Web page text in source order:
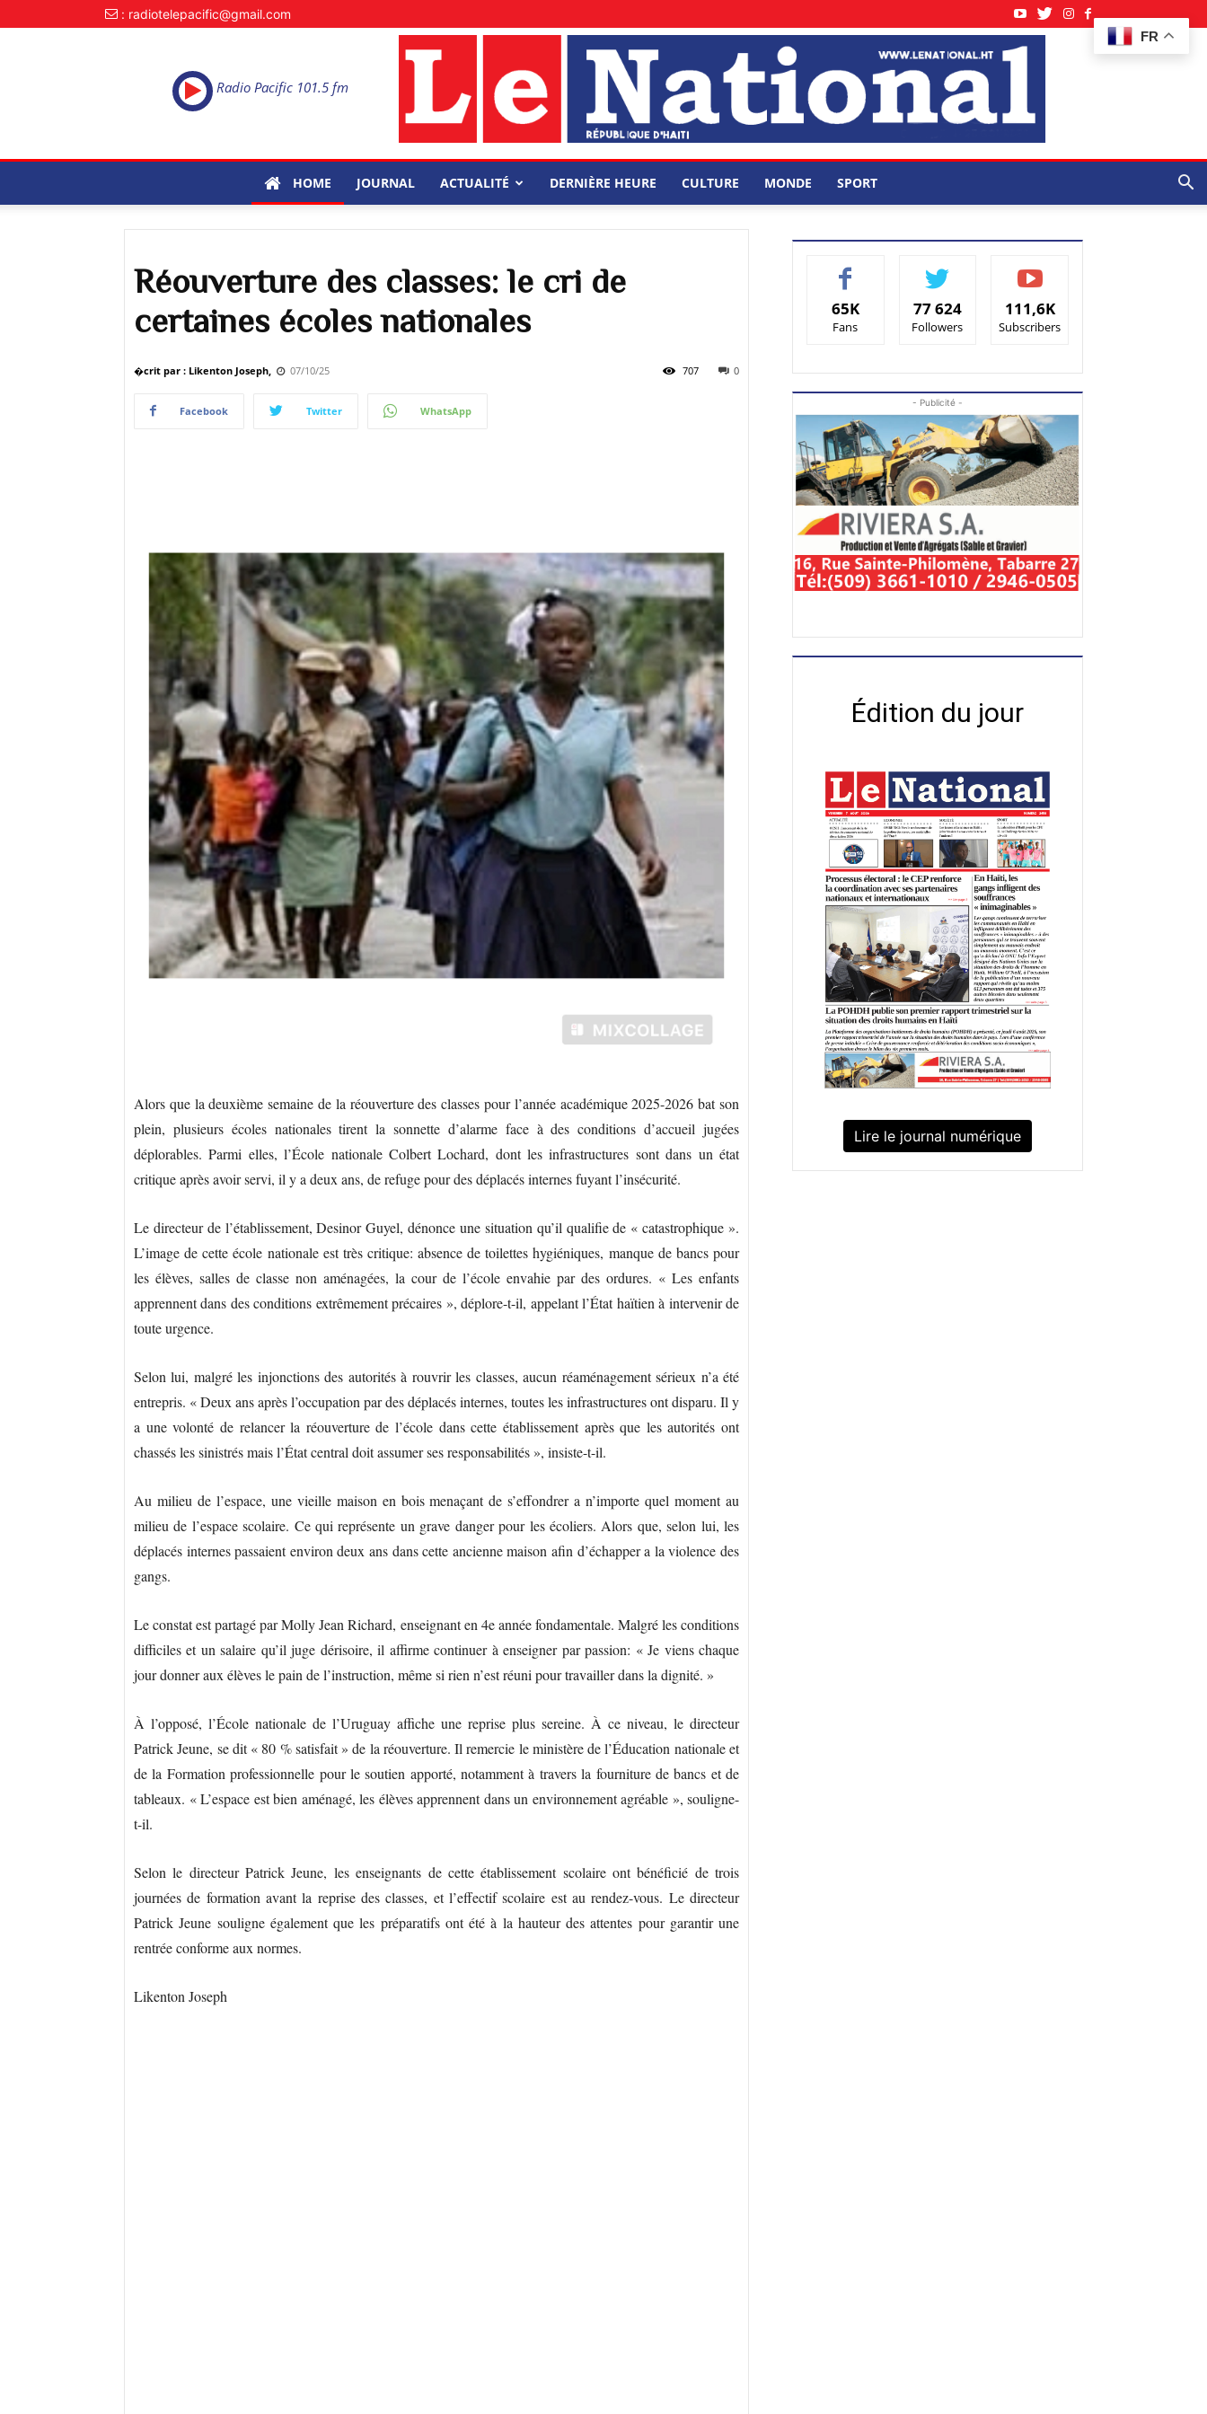
FR
: radiotelepacific@gmail.com
Radio Pacific 101.5 fm
HOME JOURNAL ACTUALITÉ DERNIÈRE HEURE CULTURE MONDE SPORT
Réouverture des classes: le cri de
certaines écoles nationales
�crit par : Likenton Joseph, 07/10/25 0
707
Facebook Twitter WhatsApp
Alors que la deuxième semaine de la réouverture des classes pour l’année académique 2025-2026 bat son
plein, plusieurs écoles nationales tirent la sonnette d’alarme face à des conditions d’accueil jugées
déplorables. Parmi elles, l’École nationale Colbert Lochard, dont les infrastructures sont dans un état
critique après avoir servi, il y a deux ans, de refuge pour des déplacés internes fuyant l’insécurité.
Le directeur de l’établissement, Desinor Guyel, dénonce une situation qu’il qualifie de « catastrophique ».
L’image de cette école nationale est très critique: absence de toilettes hygiéniques, manque de bancs pour
les élèves, salles de classe non aménagées, la cour de l’école envahie par des ordures. « Les enfants
apprennent dans des conditions extrêmement précaires », déplore-t-il, appelant l’État haïtien à intervenir de
toute urgence.
Selon lui, malgré les injonctions des autorités à rouvrir les classes, aucun réaménagement sérieux n’a été
entrepris. « Deux ans après l’occupation par des déplacés internes, toutes les infrastructures ont disparu. Il y
a une volonté de relancer la réouverture de l’école dans cette établissement après que les autorités ont
chassés les sinistrés mais l’État central doit assumer ses responsabilités », insiste-t-il.
Au milieu de l’espace, une vieille maison en bois menaçant de s’effondrer a n’importe quel moment au
milieu de l’espace scolaire. Ce qui représente un grave danger pour les écoliers. Alors que, selon lui, les
déplacés internes passaient environ deux ans dans cette ancienne maison afin d’échapper a la violence des
gangs.
Le constat est partagé par Molly Jean Richard, enseignant en 4e année fondamentale. Malgré les conditions
difficiles et un salaire qu’il juge dérisoire, il affirme continuer à enseigner par passion: « Je viens chaque
jour donner aux élèves le pain de l’instruction, même si rien n’est réuni pour travailler dans la dignité. »
À l’opposé, l’École nationale de l’Uruguay affiche une reprise plus sereine. À ce niveau, le directeur
Patrick Jeune, se dit « 80 % satisfait » de la réouverture. Il remercie le ministère de l’Éducation nationale et
de la Formation professionnelle pour le soutien apporté, notamment à travers la fourniture de bancs et de
tableaux. « L’espace est bien aménagé, les élèves apprennent dans un environnement agréable », souligne-
t-il.
Selon le directeur Patrick Jeune, les enseignants de cette établissement scolaire ont bénéficié de trois
journées de formation avant la reprise des classes, et l’effectif scolaire est au rendez-vous. Le directeur
Patrick Jeune souligne également que les préparatifs ont été à la hauteur des attentes pour garantir une
rentrée conforme aux normes.
Likenton Joseph
65K
Fans
77 624
Followers
111,6K
Subscribers
- Publicité -
Édition du jour
Lire le journal numérique